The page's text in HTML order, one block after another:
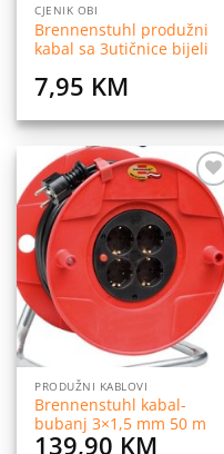
CJENIK OBI
Brennenstuhl produžni
kabal sa 3utičnice bijeli
7,95 KM
Dodaj
na
želja
PRODUŽNI KABLOVI
Brennenstuhl kabal-
bubanj 3×1,5 mm 50 m
139,90 KM